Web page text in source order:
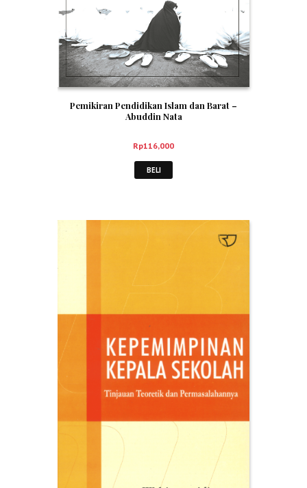
Pemikiran Pendidikan Islam dan Barat –
Abuddin Nata
Rp116,000
BELI